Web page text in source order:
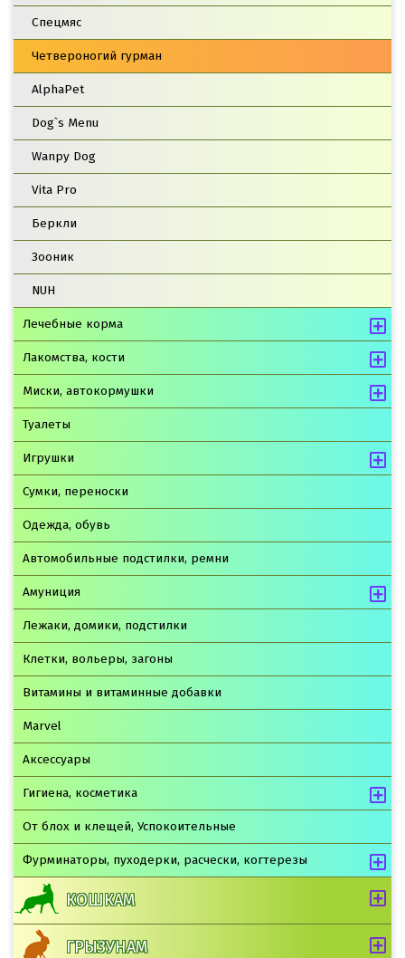
Спецмяс
Четвероногий гурман
AlphaPet
Dog`s Menu
Wanpy Dog
Vita Pro
Беркли
Зооник
NUH
Лечебные корма
Лакомства, кости
Миски, автокормушки
Туалеты
Игрушки
Сумки, переноски
Одежда, обувь
Автомобильные подстилки, ремни
Амуниция
Лежаки, домики, подстилки
Клетки, вольеры, загоны
Витамины и витаминные добавки
Marvel
Аксессуары
Гигиена, косметика
От блох и клещей, Успокоительные
Фурминаторы, пуходерки, расчески, когтерезы
КОШКАМ
ГРЫЗУНАМ